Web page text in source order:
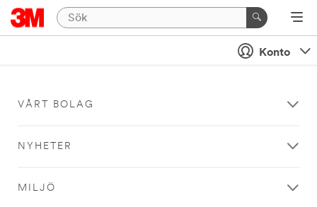
Konto
VÅRT BOLAG
NYHETER
MILJÖ